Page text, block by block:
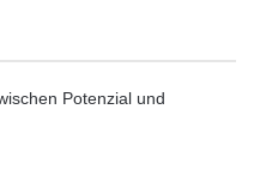
von Büschen
Potenzial und